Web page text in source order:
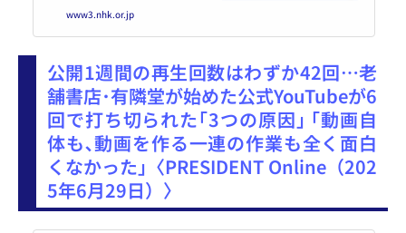
化し、…
www3.nhk.or.jp
公開1週間の再生回数はわずか42回…老
舗書店･有隣堂が始めた公式YouTubeが6
回で打ち切られた｢3つの原因｣ ｢動画自
体も､動画を作る一連の作業も全く面白
くなかった｣〈PRESIDENT Online（202
5年6月29日）〉